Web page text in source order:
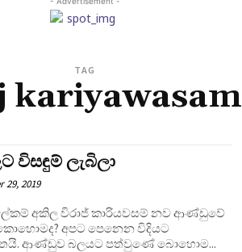
TAG
kariyawasam
විසඳුම් ලැබිලා
29, 2019
විරාජ් කාරියවසම් නව ආණ්ඩුවේ
අපට පෙනෙන විදියට
ආණ්ඩුව බලයට පත්වුණේ බොහොම...